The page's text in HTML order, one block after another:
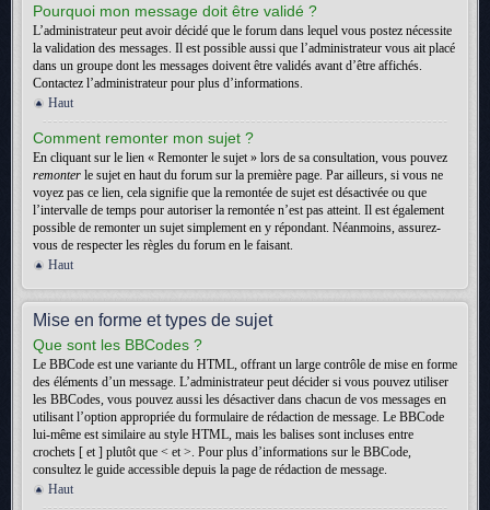
Pourquoi mon message doit être validé ?
L’administrateur peut avoir décidé que le forum dans lequel vous postez nécessite
la validation des messages. Il est possible aussi que l’administrateur vous ait placé
dans un groupe dont les messages doivent être validés avant d’être affichés.
Contactez l’administrateur pour plus d’informations.
Haut
Comment remonter mon sujet ?
En cliquant sur le lien « Remonter le sujet » lors de sa consultation, vous pouvez
remonter le sujet en haut du forum sur la première page. Par ailleurs, si vous ne
voyez pas ce lien, cela signifie que la remontée de sujet est désactivée ou que
l’intervalle de temps pour autoriser la remontée n’est pas atteint. Il est également
possible de remonter un sujet simplement en y répondant. Néanmoins, assurez-
vous de respecter les règles du forum en le faisant.
Haut
Mise en forme et types de sujet
Que sont les BBCodes ?
Le BBCode est une variante du HTML, offrant un large contrôle de mise en forme
des éléments d’un message. L’administrateur peut décider si vous pouvez utiliser
les BBCodes, vous pouvez aussi les désactiver dans chacun de vos messages en
utilisant l’option appropriée du formulaire de rédaction de message. Le BBCode
lui-même est similaire au style HTML, mais les balises sont incluses entre
crochets [ et ] plutôt que < et >. Pour plus d’informations sur le BBCode,
consultez le guide accessible depuis la page de rédaction de message.
Haut